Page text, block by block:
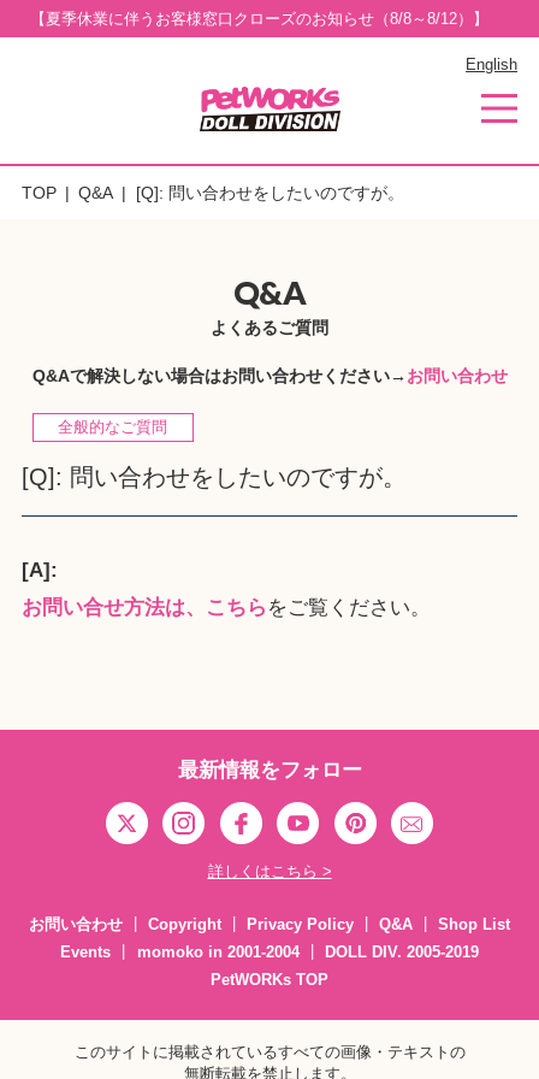
【夏季休業に伴うお客様窓口クローズのお知らせ（8/8～8/12）】
English
TOP Q&A [Q]: 問い合わせをしたいのですが。
Q&A
よくあるご質問
Q&Aで解決しない場合はお問い合わせください→ お問い合わせ
全般的なご質問
[Q]: 問い合わせをしたいのですが。
[A]:
お問い合せ方法は、こちら をご覧ください。
最新情報をフォロー
詳しくはこちら >
お問い合わせ Copyright Privacy Policy Q&A
Shop List
Events
momoko in 2001-2004
DOLL DIV. 2005-2019
PetWORKs TOP
このサイトに掲載されているすべての画像・テキストの
無断転載を禁止します。